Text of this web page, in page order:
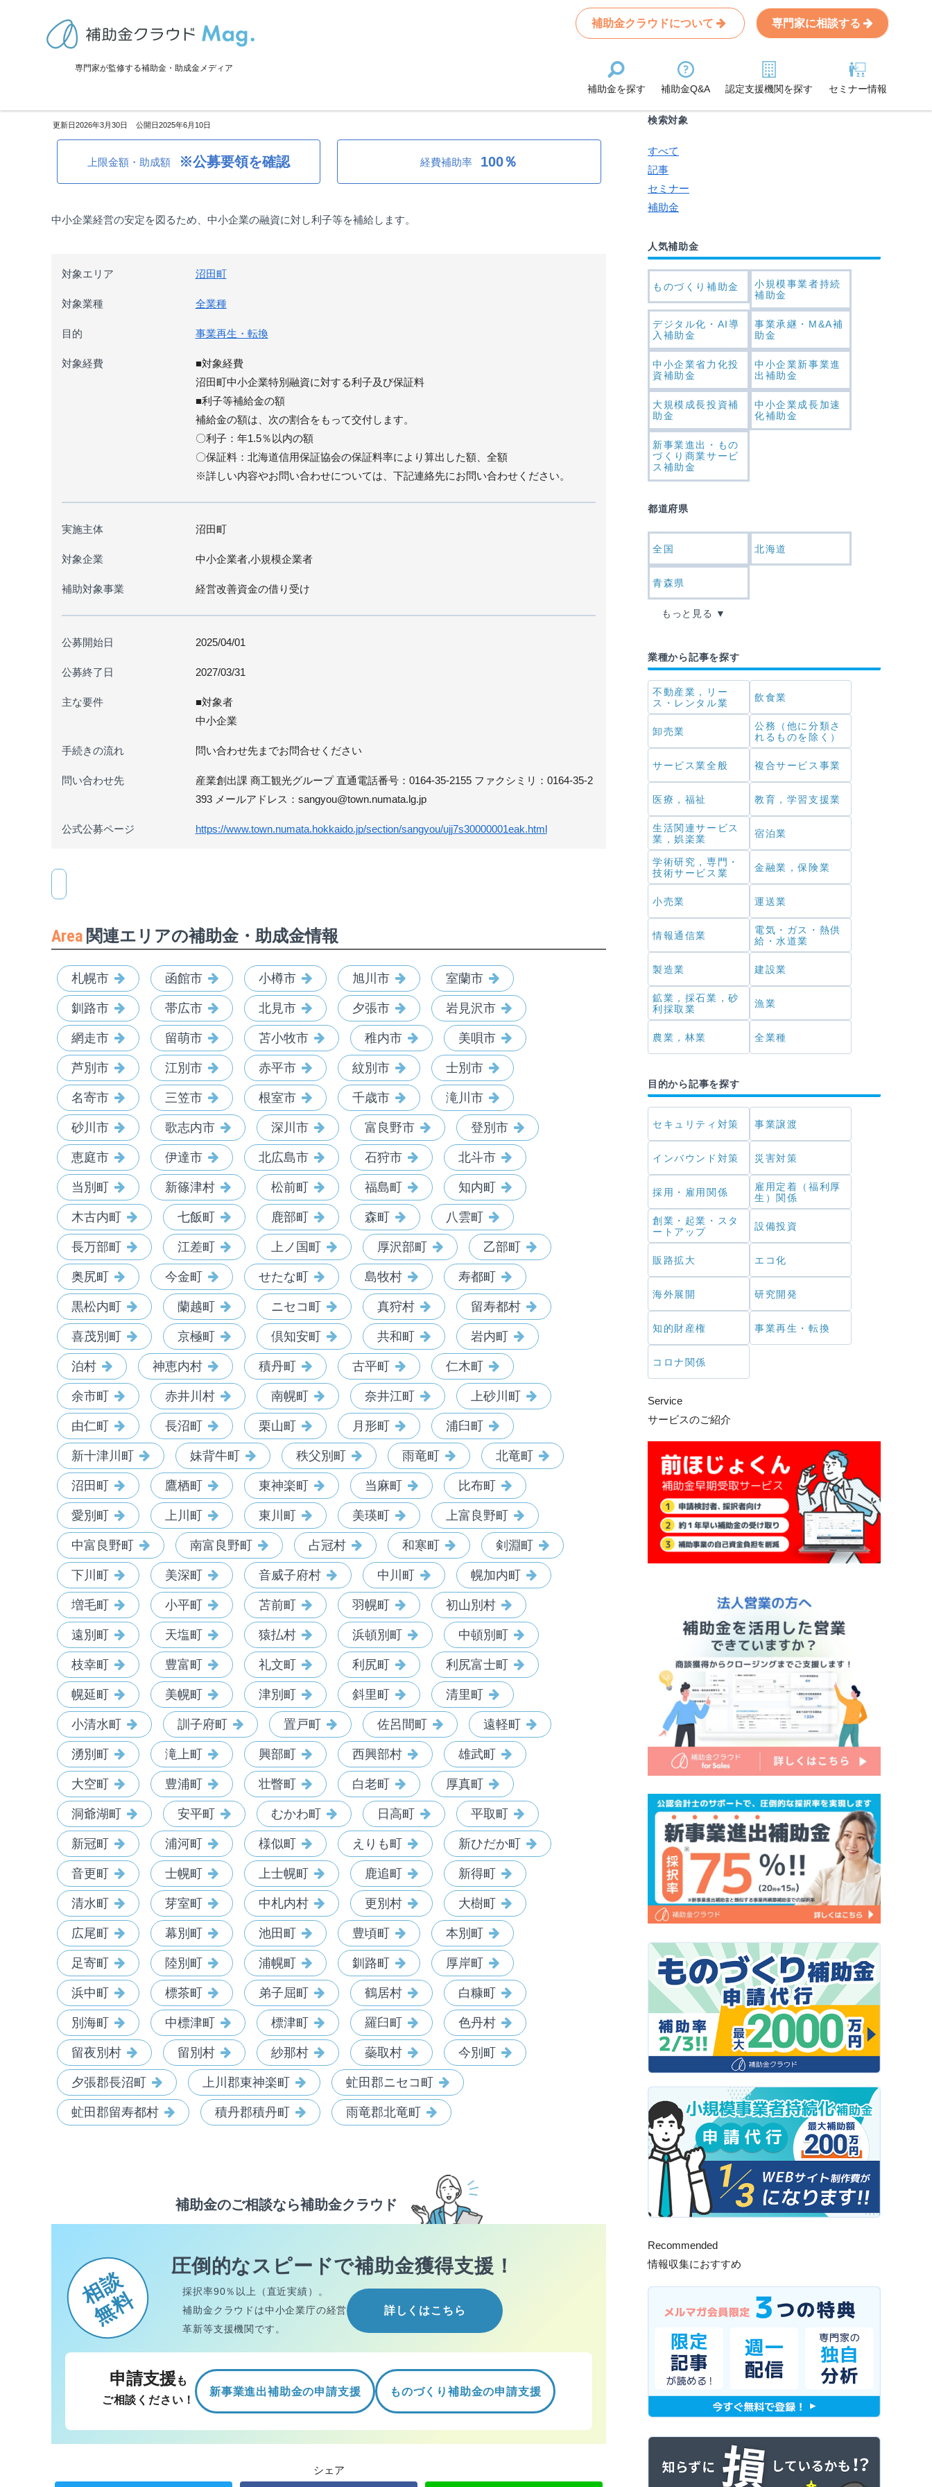
専門家が監修する補助金・助成金メディア
補助金クラウドについて 専門家に相談する
補助金を探す 補助金Q&A 認定支援機関を探す セミナー情報
>補助金・助成金詳細
2026年3月30日 2025年6月10日
上限金額・助成額 ※公募要領を確認 経費補助率 100％
中小企業経営の安定を図るため、中小企業の融資に対し利子等を補給します。
対象エリア 沼田町
対象業種 全業種
目的 事業再生・転換
対象経費
■対象経費
沼田町中小企業特別融資に対する利子及び保証料
■利子等補給金の額
補給金の額は、次の割合をもって交付します。
〇利子：年1.5％以内の額
〇保証料：北海道信用保証協会の保証料率により算出した額、全額
※詳しい内容やお問い合わせについては、下記連絡先にお問い合わせください。
実施主体 沼田町
対象企業 中小企業者,小規模企業者
補助対象事業 経営改善資金の借り受け
公募開始日 2025/04/01
公募終了日 2027/03/31
主な要件
■対象者
中小企業
手続きの流れ 問い合わせ先までお問合せください
問い合わせ先
産業創出課 商工観光グループ 直通電話番号：0164-35-2155 ファクシミリ：0164-35-2
393 メールアドレス：sangyou@town.numata.lg.jp
公式公募ページ https://www.town.numata.hokkaido.jp/section/sangyou/ujj7s30000001eak.html
Area 関連エリアの補助金・助成金情報
札幌市 函館市 小樽市 旭川市 室蘭市
釧路市 帯広市 北見市 夕張市 岩見沢市
網走市 留萌市 苫小牧市 稚内市 美唄市
芦別市 江別市 赤平市 紋別市 士別市
名寄市 三笠市 根室市 千歳市 滝川市
砂川市 歌志内市 深川市 富良野市 登別市
恵庭市 伊達市 北広島市 石狩市 北斗市
当別町 新篠津村 松前町 福島町 知内町
木古内町 七飯町 鹿部町 森町 八雲町
長万部町 江差町 上ノ国町 厚沢部町 乙部町
奥尻町 今金町 せたな町 島牧村 寿都町
黒松内町 蘭越町 ニセコ町 真狩村 留寿都村
喜茂別町 京極町 倶知安町 共和町 岩内町
泊村 神恵内村 積丹町 古平町 仁木町
余市町 赤井川村 南幌町 奈井江町 上砂川町
由仁町 長沼町 栗山町 月形町 浦臼町
新十津川町 妹背牛町 秩父別町 雨竜町 北竜町
沼田町 鷹栖町 東神楽町 当麻町 比布町
愛別町 上川町 東川町 美瑛町 上富良野町
中富良野町 南富良野町 占冠村 和寒町 剣淵町
下川町 美深町 音威子府村 中川町 幌加内町
増毛町 小平町 苫前町 羽幌町 初山別村
遠別町 天塩町 猿払村 浜頓別町 中頓別町
枝幸町 豊富町 礼文町 利尻町 利尻富士町
幌延町 美幌町 津別町 斜里町 清里町
小清水町 訓子府町 置戸町 佐呂間町 遠軽町
湧別町 滝上町 興部町 西興部村 雄武町
大空町 豊浦町 壮瞥町 白老町 厚真町
洞爺湖町 安平町 むかわ町 日高町 平取町
新冠町 浦河町 様似町 えりも町 新ひだか町
音更町 士幌町 上士幌町 鹿追町 新得町
清水町 芽室町 中札内村 更別村 大樹町
広尾町 幕別町 池田町 豊頃町 本別町
足寄町 陸別町 浦幌町 釧路町 厚岸町
浜中町 標茶町 弟子屈町 鶴居村 白糠町
別海町 中標津町 標津町 羅臼町 色丹村
留夜別村 留別村 紗那村 蘂取村 今別町
夕張郡長沼町 上川郡東神楽町 虻田郡ニセコ町
虻田郡留寿都村 積丹郡積丹町 雨竜郡北竜町
補助金のご相談なら補助金クラウド
相談
無料
圧倒的なスピードで補助金獲得支援！
採択率90％以上（直近実績）。
補助金クラウドは中小企業庁の経営
革新等支援機関です。
詳しくはこちら
申請支援 も
ご相談ください！
新事業進出補助金の申請支援 ものづくり補助金の申請支援
シェア
Search
条件から記事を探す
検索対象
すべて
記事
セミナー
補助金
人気補助金
ものづくり補助金
小規模事業者持続
補助金
デジタル化・AI導
入補助金
事業承継・M&A補
助金
中小企業省力化投
資補助金
中小企業新事業進
出補助金
大規模成長投資補
助金
中小企業成長加速
化補助金
新事業進出・もの
づくり商業サービ
ス補助金
都道府県
全国 北海道
青森県
もっと見る
業種から記事を探す
不動産業，リー
ス・レンタル業
飲食業
卸売業
公務（他に分類さ
れるものを除く）
サービス業全般 複合サービス事業
医療，福祉 教育，学習支援業
生活関連サービス
業，娯楽業
宿泊業
学術研究，専門・
技術サービス業
金融業，保険業
小売業 運送業
情報通信業
電気・ガス・熱供
給・水道業
製造業 建設業
鉱業，採石業，砂
利採取業
漁業
農業，林業 全業種
目的から記事を探す
セキュリティ対策 事業譲渡
インバウンド対策 災害対策
採用・雇用関係
雇用定着（福利厚
生）関係
創業・起業・スタ
ートアップ
設備投資
販路拡大 エコ化
海外展開 研究開発
知的財産権 事業再生・転換
コロナ関係
Service
サービスのご紹介
Recommended
情報収集におすすめ